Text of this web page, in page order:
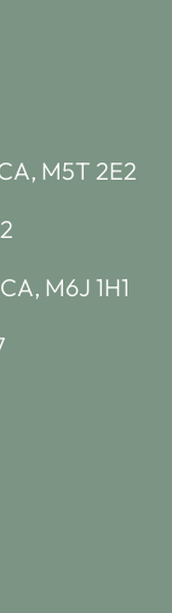
M5T 2E2
M6J 1H1